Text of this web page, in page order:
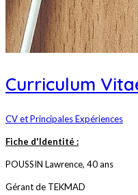
Curriculum
CV et Principales Expériences
Fiche d'Identité :
POUSSIN Lawrence, 40 ans
Gérant de TEKMAD